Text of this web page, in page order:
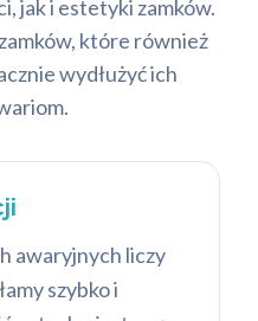
jak i estetyki zamków.
które również
wydłużyć ich
awaryjnych liczy
szybko i